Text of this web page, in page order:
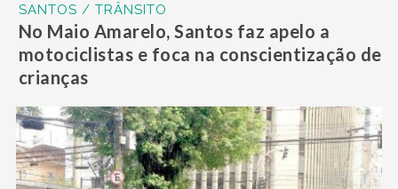
SANTOS / TRÂNSITO
No Maio Amarelo, Santos faz apelo a
motociclistas e foca na conscientização de
crianças